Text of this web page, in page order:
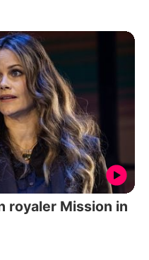
royaler Mission in